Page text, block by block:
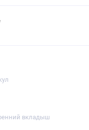
вкладыш